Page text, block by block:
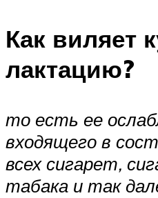
Как виляет
лактацию?
то есть ее
входящего в
всех сигарет,
табака и так